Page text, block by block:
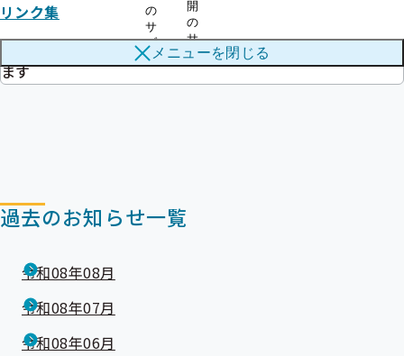
の
サ
ブ
メ
開
の
サ
ブ
メ
ニ
リンク集
メニューを閉じる
令和07年11月01日
令和7年12月1日をもって、健康保険証が使用できなくなり
ます
過去のお知らせ一覧
令和08年08月
令和08年07月
令和08年06月